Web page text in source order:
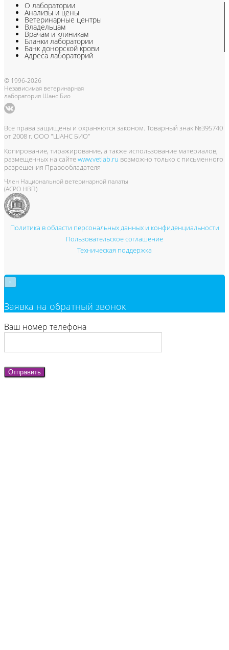
О лаборатории
Анализы и цены
Ветеринарные центры
Владельцам
Врачам и клиникам
Бланки лаборатории
Банк донорской крови
Адреса лабораторий
© 1996-2026
Независимая ветеринарная
лаборатория Шанс Био
Все права защищены и охраняются законом. Товарный знак №395740
от 2008 г. ООО "ШАНС БИО"
Копирование, тиражирование, а также использование материалов,
размещенных на сайтеwww.vetlab.ru возможно только с письменного
разрешения Правообладателя
Член Национальной ветеринарной палаты
(АСРО НВП)
Политика в области персональных данных и конфиденциальности
Пользовательское соглашение
Техническая поддержка
Заявка на обратный звонок
Ваш номер телефона
Отправить